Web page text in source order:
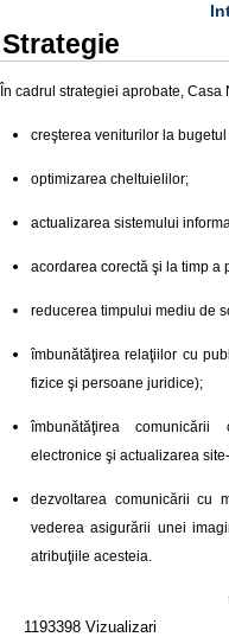
Strategie
În cadrul strategiei aprobate,
creşterea veniturilor la
optimizarea cheltuielilor;
actualizarea sistemului
acordarea corectă şi la timp a
reducerea timpului mediu de
îmbunătăţirea relaţiilor cu
fizice şi persoane juridice);
îmbunătăţirea
electronice şi actualizarea
dezvoltarea comunicării cu
vederea asigurării unei
atribuţiile acesteia.
1193398 Vizualizari